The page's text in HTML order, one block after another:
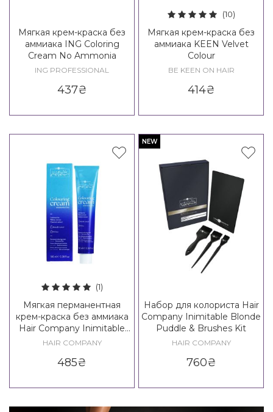
Мягкая крем-краска без
аммиака ING Coloring
Cream No Ammonia
ING PROFESSIONAL
437₴
(10)
Мягкая крем-краска без
аммиака KEEN Velvet
Colour
BE KEEN ON HAIR
414₴
(1)
Мягкая перманентная
крем-краска без аммиака
Hair Company Inimitable
Color Coloring Cream
HAIR COMPANY
485₴
NEW
Набор для колориста Hair
Company Inimitable Blonde
Puddle & Brushes Kit
HAIR COMPANY
760₴